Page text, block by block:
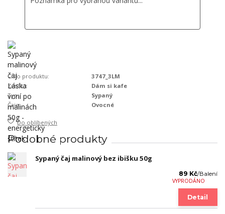
Číslo produktu:
3747_3LM
Značka:
Dám si kafe
Typ:
Sypaný
Čaje:
Ovocné
Do oblíbených
Podobné produkty
Sypaný čaj malinový bez ibišku 50g
89 Kč/Balení
VYPRODÁNO
Detail